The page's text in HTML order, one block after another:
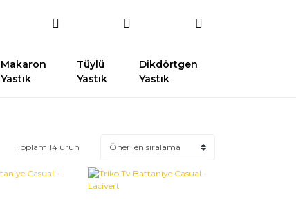
Makaron
Yastık
Tüylü
Yastık
Dikdörtgen
Yastık
Toplam 14 ürün